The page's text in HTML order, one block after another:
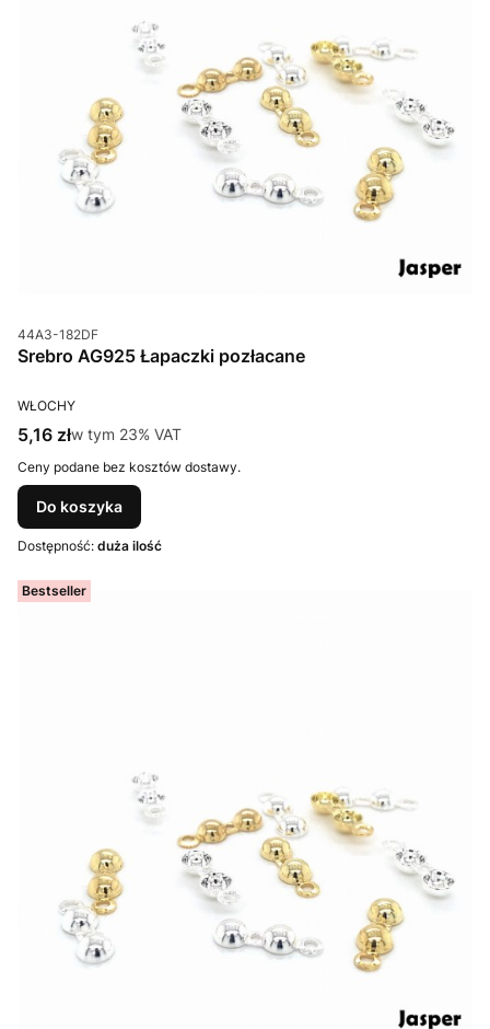
Kod produktu
44A3-182DF
Srebro AG925 Łapaczki pozłacane
PRODUCENT
WŁOCHY
Cena brutto
5,16 złw tym %s VAT
w tym 23% VAT
Ceny podane bez kosztów dostawy.
Do koszyka
Dostępność: duża ilość
Bestseller